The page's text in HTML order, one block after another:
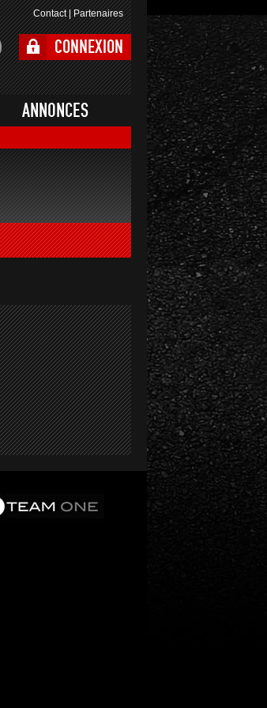
Contact|Partenaires
CONNEXION
ANNONCES